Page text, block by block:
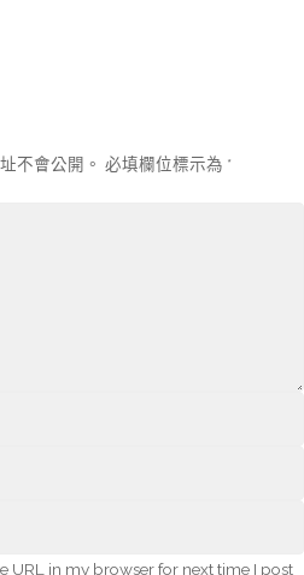
不會公開。 必填欄位標示為 *
URL in my browser for next time I post